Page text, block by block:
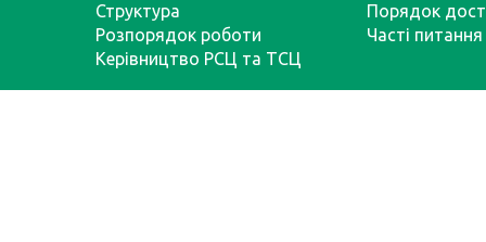
Структура
Розпорядок роботи
Керівництво РСЦ та ТСЦ
Порядок
Часті питання